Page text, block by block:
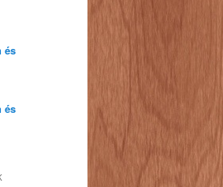
és
és